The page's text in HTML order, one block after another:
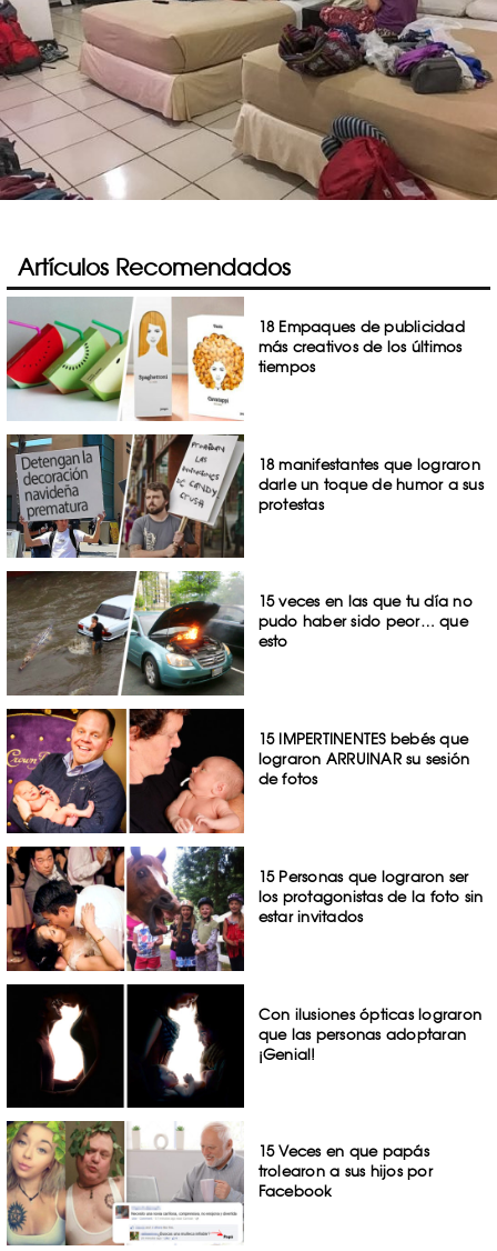
Artículos Recomendados
18 Empaques de publicidad
más creativos de los últimos
tiempos
18 manifestantes que lograron
darle un toque de humor a sus
protestas
15 veces en las que tu día no
pudo haber sido peor… que
esto
15 IMPERTINENTES bebés que
lograron ARRUINAR su sesión
de fotos
15 Personas que lograron ser
los protagonistas de la foto sin
estar invitados
Con ilusiones ópticas lograron
que las personas adoptaran
¡Genial!
15 Veces en que papás
trolearon a sus hijos por
Facebook